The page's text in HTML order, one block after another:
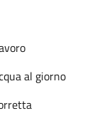
al giorno